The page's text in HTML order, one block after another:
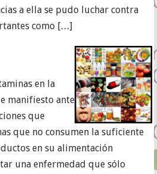
a ella se pudo luchar contra
como […]
en la
manifiesto ante
que
que no consumen la suficiente
en su alimentación
una enfermedad que sólo